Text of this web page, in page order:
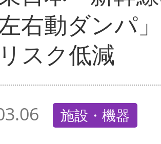
右動ダン
スク低減
施設・機器